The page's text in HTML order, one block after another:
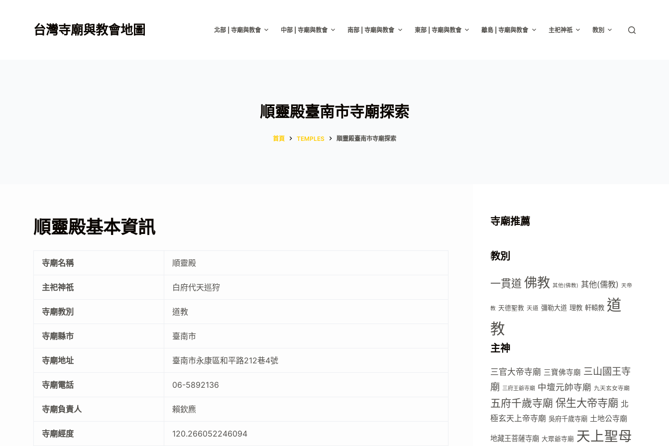
台灣寺廟與教會地圖 北部 | 寺廟與教會 中部 | 寺廟與教會 南部 | 寺廟與教會 東部 | 寺廟與教會 離島 | 寺廟與教會 主祀神祇 教別
順靈殿臺南市寺廟探索
首頁 TEMPLES 順靈殿臺南市寺廟探索
順靈殿基本資訊
寺廟名稱 順靈殿
主祀神祇 白府代天巡狩
寺廟教別 道教
寺廟縣市 臺南市
寺廟地址 臺南市永康區和平路212巷4號
寺廟電話 06-5892136
寺廟負責人 賴欽麃
寺廟經度 120.266052246094
寺廟推薦
教別
一貫道 佛教 其他(佛教) 其他(儒教) 天帝
教 天德聖教 天道 彌勒大道 理教 軒轅教 道
教
主神
三官大帝寺廟 三寶佛寺廟 三山國王寺
廟 三府王爺寺廟 中壇元帥寺廟 九天玄女寺廟
五府千歲寺廟 保生大帝寺廟 北
極玄天上帝寺廟 吳府千歲寺廟 土地公寺廟
地藏王菩薩寺廟 大眾爺寺廟 天上聖母